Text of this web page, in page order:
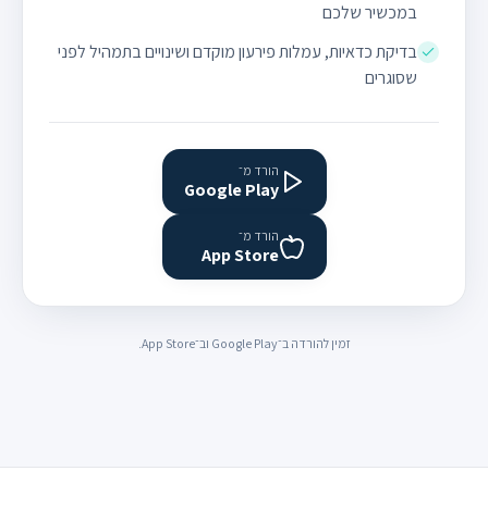
במכשיר שלכם
בדיקת כדאיות, עמלות פירעון מוקדם ושינויים בתמהיל לפני
שסוגרים
הורד מ־
Google Play
הורד מ־
App Store
זמין להורדה ב־Google Play וב־App Store.